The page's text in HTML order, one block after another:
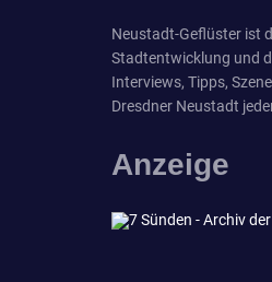
Neustadt-Geflüster ist
Stadtentwicklung und
Interviews, Tipps,
Dresdner Neustadt
Anzeige